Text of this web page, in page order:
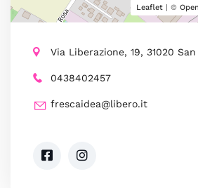
Leaflet | ©
Via Liberazione, 19, 31020
0438402457
frescaidea@libero.it